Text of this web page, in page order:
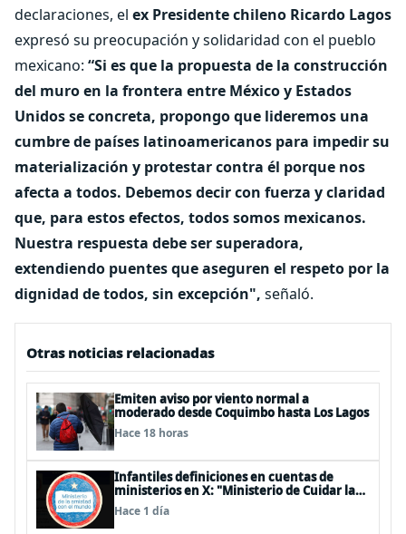
declaraciones, el ex Presidente chileno Ricardo Lagos
expresó su preocupación y solidaridad con el pueblo
mexicano: “Si es que la propuesta de la construcción
del muro en la frontera entre México y Estados
Unidos se concreta, propongo que lideremos una
cumbre de países latinoamericanos para impedir su
materialización y protestar contra él porque nos
afecta a todos. Debemos decir con fuerza y claridad
que, para estos efectos, todos somos mexicanos.
Nuestra respuesta debe ser superadora,
extendiendo puentes que aseguren el respeto por la
dignidad de todos, sin excepción", señaló.
Otras noticias relacionadas
Emiten aviso por viento normal a
moderado desde Coquimbo hasta Los Lagos
Hace 18 horas
Infantiles definiciones en cuentas de
ministerios en X: "Ministerio de Cuidar la
Plata", "Ministerio de la amistad..."
Hace 1 día